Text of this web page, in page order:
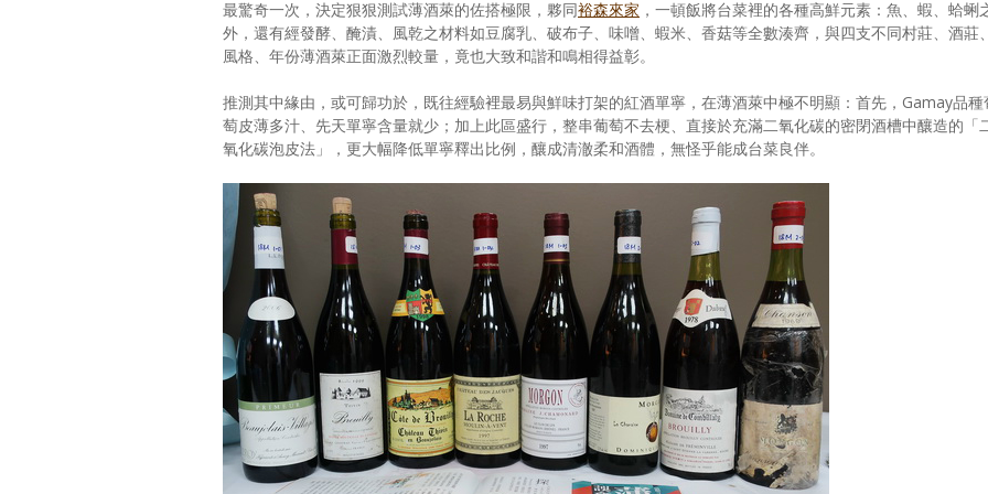
最驚奇一次，決定狠狠測試薄酒萊的佐搭極限，夥同裕森來家 ，一頓飯將台菜裡的各種高鮮元素：魚、蝦、蛤蜊
外，還有經發酵、醃漬、風乾之材料如豆腐乳、破布子、味噌、蝦米、香菇等全數湊齊，與四支不同村莊、酒莊、
風格、年份薄酒萊正面激烈較量，竟也大致和諧和鳴相得益彰。
推測其中緣由，或可歸功於，既往經驗裡最易與鮮味打架的紅酒單寧，在薄酒萊中極不明顯：首先，Gamay品種
萄皮薄多汁、先天單寧含量就少；加上此區盛行，整串葡萄不去梗、直接於充滿二氧化碳的密閉酒槽中釀造的「
氧化碳泡皮法」，更大幅降低單寧釋出比例，釀成清澈柔和酒體，無怪乎能成台菜良伴。